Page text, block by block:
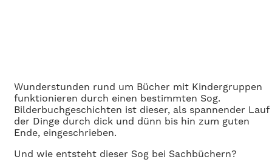
Wunderstunden rund um Bücher mit Kindergruppen
funktionieren durch einen bestimmten Sog.
Bilderbuchgeschichten ist dieser, als spannender Lauf
der Dinge durch dick und dünn bis hin zum guten
Ende, eingeschrieben.
Und wie entsteht dieser Sog bei Sachbüchern?